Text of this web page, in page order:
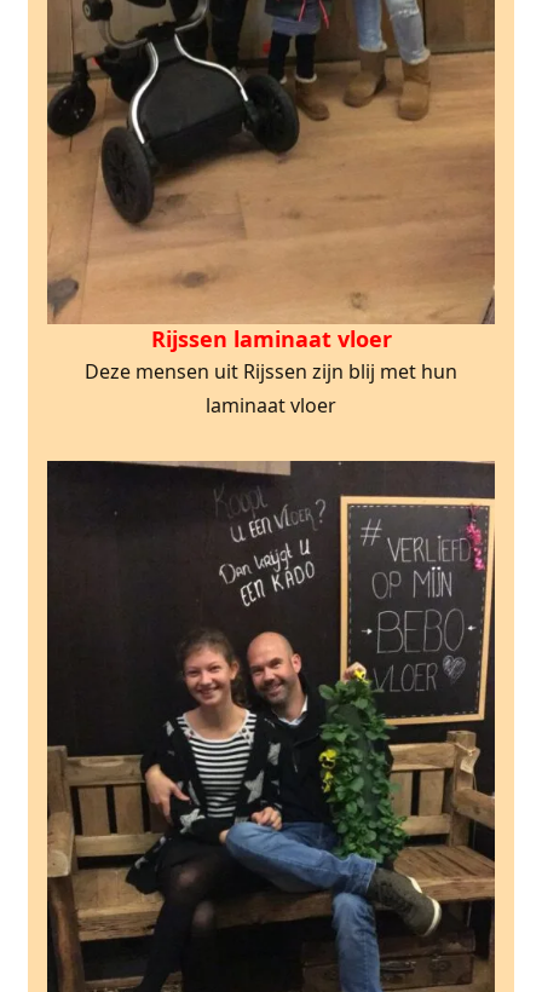
Rijssen laminaat vloer
Deze mensen uit Rijssen zijn blij met hun
laminaat vloer